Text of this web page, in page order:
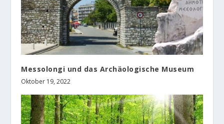
Messolongi und das Archäologische Museum
Oktober 19, 2022